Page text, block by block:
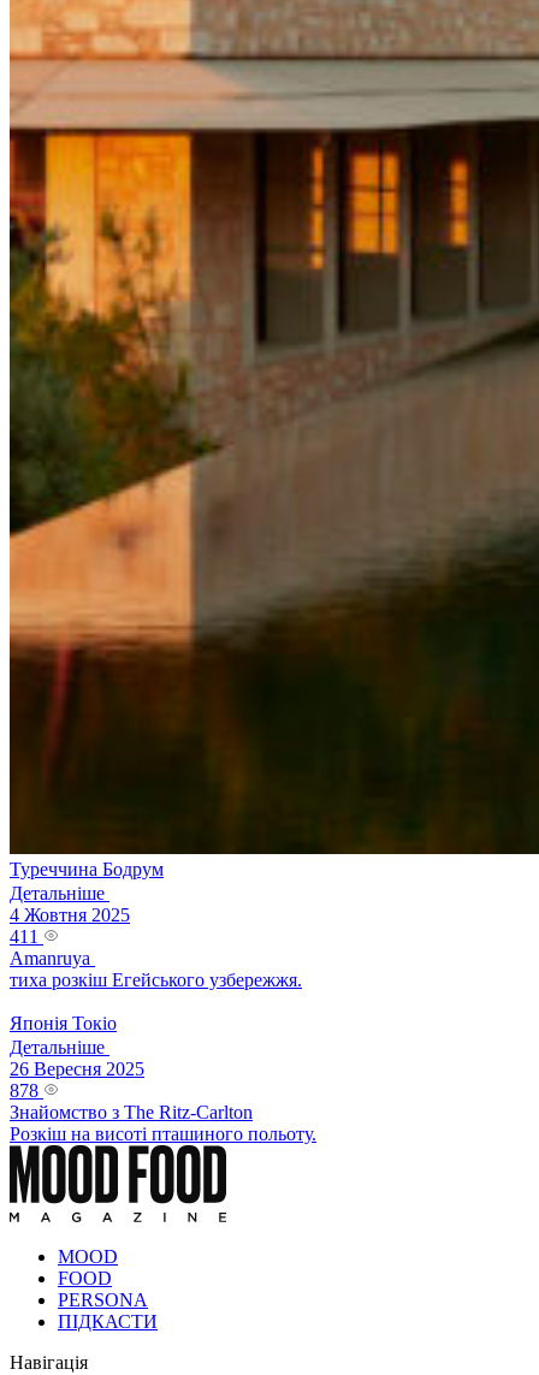
Туреччина Бодрум
Детальніше
4 Жовтня 2025
411
Amanruya
тиха розкіш Егейського узбережжя.
Японія Токіо
Детальніше
26 Вересня 2025
878
Знайомство з The Ritz-Carlton
Розкіш на висоті пташиного польоту.
MOOD
FOOD
PERSONA
ПІДКАСТИ
Навігація